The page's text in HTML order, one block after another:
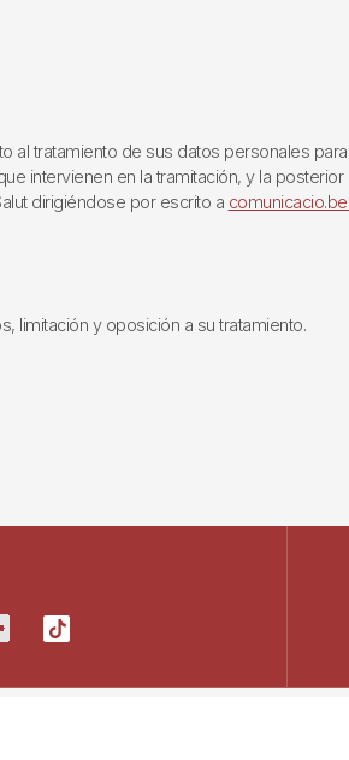
tratamiento de sus datos personales
intervienen en la tramitación, y la
dirigiéndose por escrito a
limitación y oposición a su tratamiento.